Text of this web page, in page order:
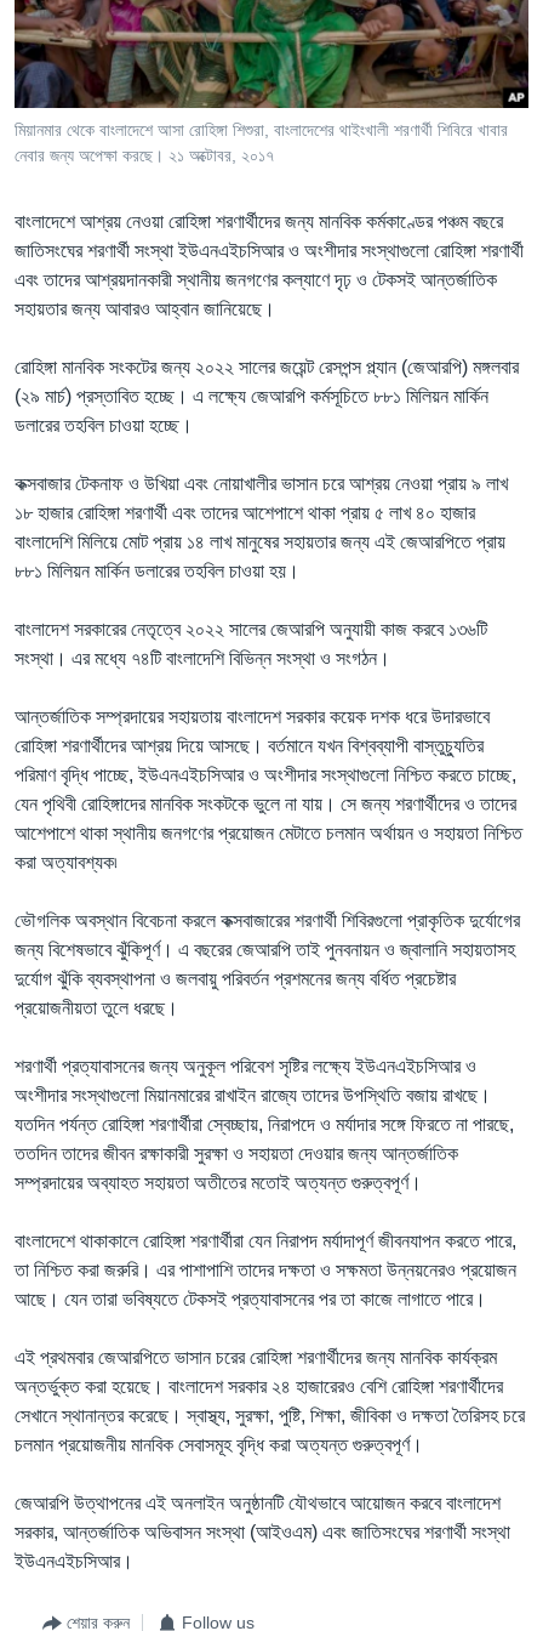
Learning English
FOLLOW US
অন্য ভাষায় ওয়েব সাইট
মিয়ানমার থেকে বাংলাদেশে আসা রোহিঙ্গা শিশুরা, বাংলাদেশের থাইংখালী শরণার্থী শিবিরে খাবার
নেবার জন্য অপেক্ষা করছে। ২১ অক্টোবর, ২০১৭
বাংলাদেশে আশ্রয় নেওয়া রোহিঙ্গা শরণার্থীদের জন্য মানবিক কর্মকাণ্ডের পঞ্চম বছরে
জাতিসংঘের শরণার্থী সংস্থা ইউএনএইচসিআর ও অংশীদার সংস্থাগুলো রোহিঙ্গা শরণার্থী
এবং তাদের আশ্রয়দানকারী স্থানীয় জনগণের কল্যাণে দৃঢ় ও টেকসই আন্তর্জাতিক
সহায়তার জন্য আবারও আহ্বান জানিয়েছে।
রোহিঙ্গা মানবিক সংকটের জন্য ২০২২ সালের জয়েন্ট রেসপন্স প্ল্যান (জেআরপি) মঙ্গলবার
(২৯ মার্চ) প্রস্তাবিত হচ্ছে। এ লক্ষ্যে জেআরপি কর্মসূচিতে ৮৮১ মিলিয়ন মার্কিন
ডলারের তহবিল চাওয়া হচ্ছে।
কক্সবাজার টেকনাফ ও উখিয়া এবং নোয়াখালীর ভাসান চরে আশ্রয় নেওয়া প্রায় ৯ লাখ
১৮ হাজার রোহিঙ্গা শরণার্থী এবং তাদের আশেপাশে থাকা প্রায় ৫ লাখ ৪০ হাজার
বাংলাদেশি মিলিয়ে মোট প্রায় ১৪ লাখ মানুষের সহায়তার জন্য এই জেআরপিতে প্রায়
৮৮১ মিলিয়ন মার্কিন ডলারের তহবিল চাওয়া হয়।
বাংলাদেশ সরকারের নেতৃত্বে ২০২২ সালের জেআরপি অনুযায়ী কাজ করবে ১৩৬টি
সংস্থা। এর মধ্যে ৭৪টি বাংলাদেশি বিভিন্ন সংস্থা ও সংগঠন।
আন্তর্জাতিক সম্প্রদায়ের সহায়তায় বাংলাদেশ সরকার কয়েক দশক ধরে উদারভাবে
রোহিঙ্গা শরণার্থীদের আশ্রয় দিয়ে আসছে। বর্তমানে যখন বিশ্বব্যাপী বাস্তুচ্যুতির
পরিমাণ বৃদ্ধি পাচ্ছে, ইউএনএইচসিআর ও অংশীদার সংস্থাগুলো নিশ্চিত করতে চাচ্ছে,
যেন পৃথিবী রোহিঙ্গাদের মানবিক সংকটকে ভুলে না যায়। সে জন্য শরণার্থীদের ও তাদের
আশেপাশে থাকা স্থানীয় জনগণের প্রয়োজন মেটাতে চলমান অর্থায়ন ও সহায়তা নিশ্চিত
করা অত্যাবশ্যক৷
ভৌগলিক অবস্থান বিবেচনা করলে কক্সবাজারের শরণার্থী শিবিরগুলো প্রাকৃতিক দুর্যোগের
জন্য বিশেষভাবে ঝুঁকিপূর্ণ। এ বছরের জেআরপি তাই পুনবনায়ন ও জ্বালানি সহায়তাসহ
দুর্যোগ ঝুঁকি ব্যবস্থাপনা ও জলবায়ু পরিবর্তন প্রশমনের জন্য বর্ধিত প্রচেষ্টার
প্রয়োজনীয়তা তুলে ধরছে।
শরণার্থী প্রত্যাবাসনের জন্য অনুকূল পরিবেশ সৃষ্টির লক্ষ্যে ইউএনএইচসিআর ও
অংশীদার সংস্থাগুলো মিয়ানমারের রাখাইন রাজ্যে তাদের উপস্থিতি বজায় রাখছে।
যতদিন পর্যন্ত রোহিঙ্গা শরণার্থীরা স্বেচ্ছায়, নিরাপদে ও মর্যাদার সঙ্গে ফিরতে না পারছে,
ততদিন তাদের জীবন রক্ষাকারী সুরক্ষা ও সহায়তা দেওয়ার জন্য আন্তর্জাতিক
সম্প্রদায়ের অব্যাহত সহায়তা অতীতের মতোই অত্যন্ত গুরুত্বপূর্ণ।
বাংলাদেশে থাকাকালে রোহিঙ্গা শরণার্থীরা যেন নিরাপদ মর্যাদাপূর্ণ জীবনযাপন করতে পারে,
তা নিশ্চিত করা জরুরি। এর পাশাপাশি তাদের দক্ষতা ও সক্ষমতা উন্নয়নেরও প্রয়োজন
আছে। যেন তারা ভবিষ্যতে টেকসই প্রত্যাবাসনের পর তা কাজে লাগাতে পারে।
এই প্রথমবার জেআরপিতে ভাসান চরের রোহিঙ্গা শরণার্থীদের জন্য মানবিক কার্যক্রম
অন্তর্ভুক্ত করা হয়েছে। বাংলাদেশ সরকার ২৪ হাজারেরও বেশি রোহিঙ্গা শরণার্থীদের
সেখানে স্থানান্তর করেছে। স্বাস্থ্য, সুরক্ষা, পুষ্টি, শিক্ষা, জীবিকা ও দক্ষতা তৈরিসহ চরে
চলমান প্রয়োজনীয় মানবিক সেবাসমূহ বৃদ্ধি করা অত্যন্ত গুরুত্বপূর্ণ।
জেআরপি উত্থাপনের এই অনলাইন অনুষ্ঠানটি যৌথভাবে আয়োজন করবে বাংলাদেশ
সরকার, আন্তর্জাতিক অভিবাসন সংস্থা (আইওএম) এবং জাতিসংঘের শরণার্থী সংস্থা
ইউএনএইচসিআর।
শেয়ার করুন Follow us